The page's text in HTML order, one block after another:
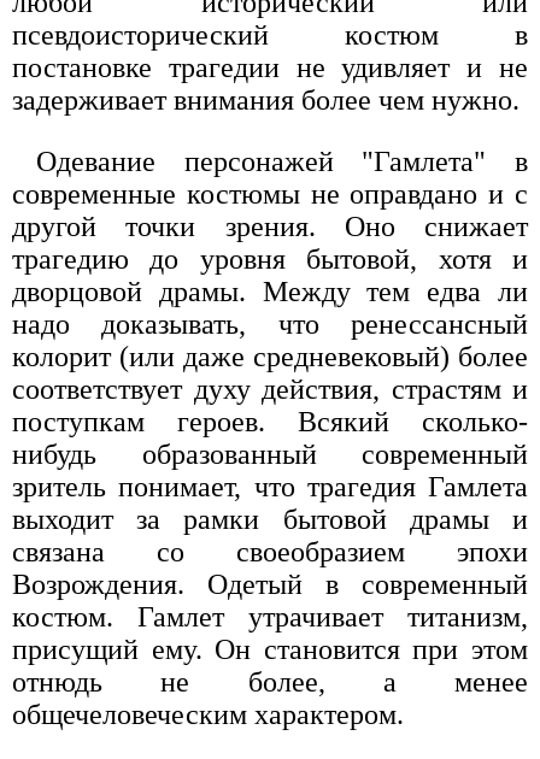
псевдоисторический костюм в
постановке трагедии не удивляет и не
задерживает внимания более чем нужно.
Одевание персонажей "Гамлета" в
современные костюмы не оправдано и с
другой точки зрения. Оно снижает
трагедию до уровня бытовой, хотя и
дворцовой драмы. Между тем едва ли
надо доказывать, что ренессансный
колорит (или даже средневековый) более
соответствует духу действия, страстям и
поступкам героев. Всякий сколько-
нибудь образованный современный
зритель понимает, что трагедия Гамлета
выходит за рамки бытовой драмы и
связана со своеобразием эпохи
Возрождения. Одетый в современный
костюм. Гамлет утрачивает титанизм,
присущий ему. Он становится при этом
отнюдь не более, а менее
общечеловеческим характером.